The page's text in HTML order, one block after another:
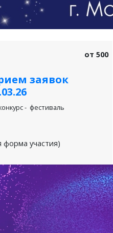
от 500
заявок
- фестиваль
форма участия)